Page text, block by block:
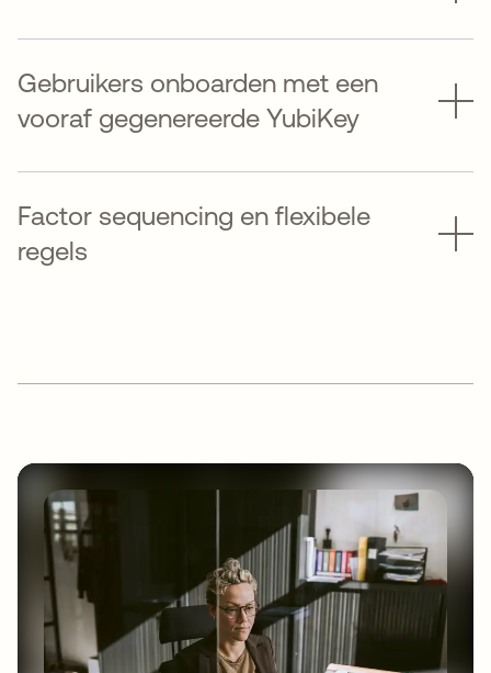
Gebruikers onboarden met een
vooraf gegenereerde YubiKey
Factor sequencing en flexibele
regels